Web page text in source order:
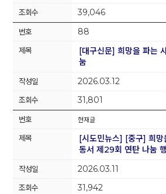
39,046
88
[대구신문] 희망을 파는
눔
2026.03.12
31,801
현재글
[시도민뉴스] [중구] 희망
동서 제29회 연탄 나눔
2026.03.11
31,942